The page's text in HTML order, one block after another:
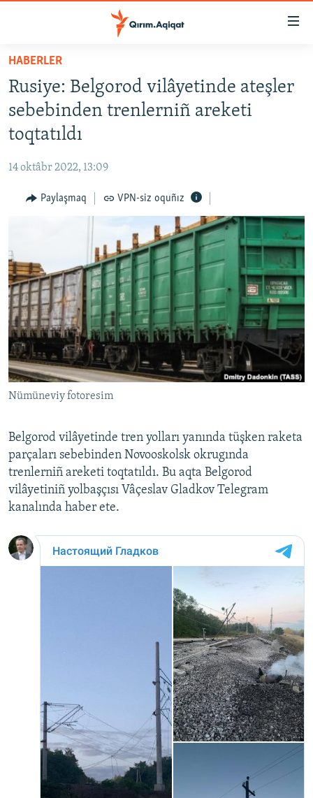
Esas
qaytmaq
Baş
navigatsiyağa
qaytmaq
Qıdıruvğa
SİYASET
İQTİSADİYAT
MEDENİYET
İNSAN AQLARI
SÜRET
BLOGLAR
FİKİR
Русский
Українською
QOŞULIÑIZ!
RFE/RS bütün saytları
HABERLER
Rusiye: Belgorod vilâyetinde ateşler
sebebinden trenlerniñ areketi
toqtatıldı
14 oktâbr 2022, 13:09
Paylaşmaq VPN-siz oquñız
Nümüneviy fotoresim
Belgorod vilâyetinde tren yolları yanında tüşken raketa
parçaları sebebinden Novooskolsk okrugında
trenlerniñ areketi toqtatıldı. Bu aqta Belgorod
vilâyetiniñ yolbaşçısı Vâçeslav Gladkov Telegram
kanalında haber ete.